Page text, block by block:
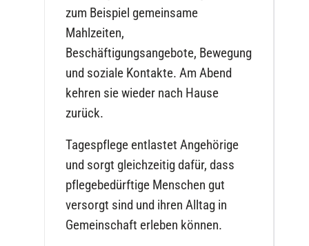
zum Beispiel gemeinsame
Mahlzeiten,
Beschäftigungsangebote, Bewegung
und soziale Kontakte. Am Abend
kehren sie wieder nach Hause
zurück.
Tagespflege entlastet Angehörige
und sorgt gleichzeitig dafür, dass
pflegebedürftige Menschen gut
versorgt sind und ihren Alltag in
Gemeinschaft erleben können.